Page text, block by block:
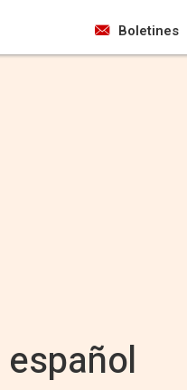
Boletines